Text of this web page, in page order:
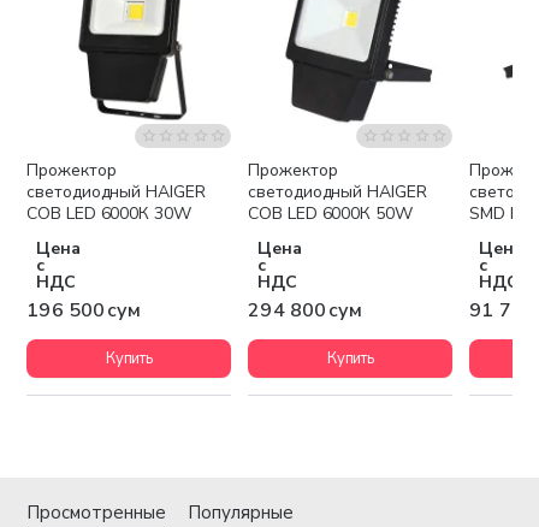
Прожектор
светодиодный HAIGER
COB LED 6000К 30W
Цена
с
НДС
196 500 сум
Купить
Прожектор
светодиодный HAIGER
COB LED 6000К 50W
Цена
с
НДС
294 800 сум
Купить
SMD
Цена
с
НДС
91 700
Просмотренные Популярные